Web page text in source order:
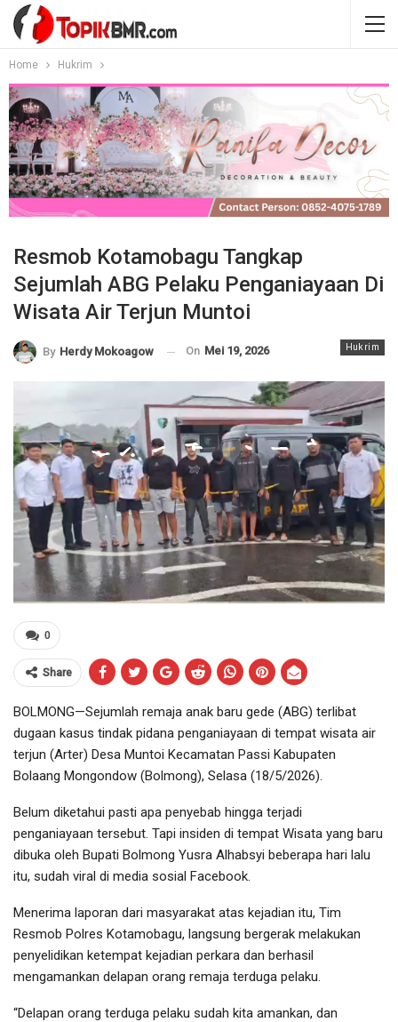
Home Hukrim
Resmob Kotamobagu Tangkap
Sejumlah ABG Pelaku Penganiayaan Di
Wisata Air Terjun Muntoi
Hukrim
By Herdy Mokoagow On Mei 19, 2026
0
Share
BOLMONG—Sejumlah remaja anak baru gede (ABG) terlibat
dugaan kasus tindak pidana penganiayaan di tempat wisata air
terjun (Arter) Desa Muntoi Kecamatan Passi Kabupaten
Bolaang Mongondow (Bolmong), Selasa (18/5/2026).
Belum diketahui pasti apa penyebab hingga terjadi
penganiayaan tersebut. Tapi insiden di tempat Wisata yang baru
dibuka oleh Bupati Bolmong Yusra Alhabsyi beberapa hari lalu
itu, sudah viral di media sosial Facebook.
Menerima laporan dari masyarakat atas kejadian itu, Tim
Resmob Polres Kotamobagu, langsung bergerak melakukan
penyelidikan ketempat kejadian perkara dan berhasil
mengamankan delapan orang remaja terduga pelaku.
“Delapan orang terduga pelaku sudah kita amankan, dan